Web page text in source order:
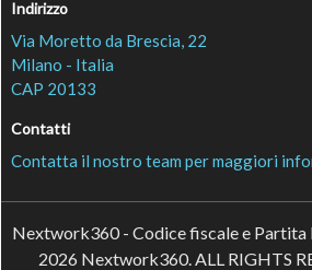
Indirizzo
Via Moretto da Brescia, 22
Milano - Italia
CAP 20133
Contatti
Contatta il nostro team per maggiori
Nextwork360 - Codice fiscale e
2026 Nextwork360. ALL RIGHTS